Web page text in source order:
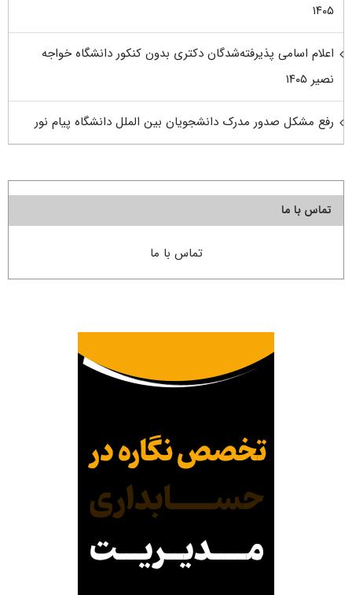
۱۴۰۵
اعلام اسامی پذیرفته‌شدگان دکتری بدون کنکور دانشگاه خواجه
نصیر ۱۴۰۵
رفع مشکل صدور مدرک دانشجویان بین الملل دانشگاه پیام نور
تماس با ما
تماس با ما